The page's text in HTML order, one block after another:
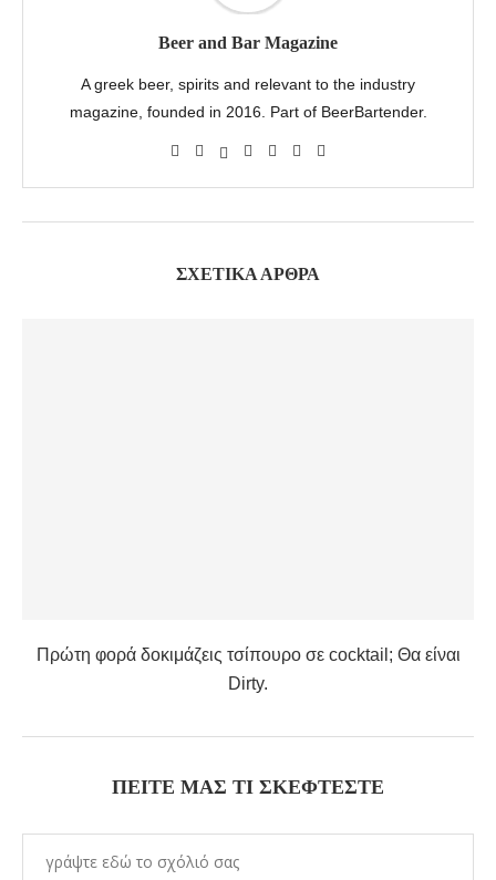
Beer and Bar Magazine
A greek beer, spirits and relevant to the industry
magazine, founded in 2016. Part of BeerBartender.
ΣΧΕΤΙΚΆ ΆΡΘΡΑ
Πρώτη φορά δοκιμάζεις τσίπουρο σε cocktail; Θα είναι
Dirty.
ΠΕΊΤΕ ΜΑΣ ΤΙ ΣΚΈΦΤΕΣΤΕ